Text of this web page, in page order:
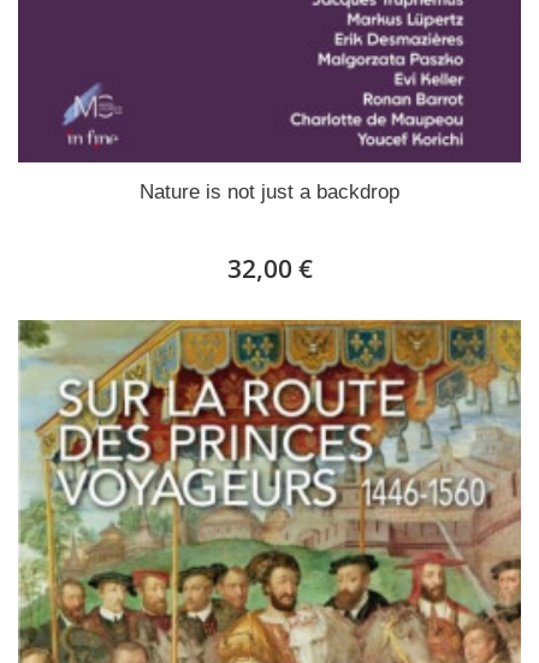
Nature is not just a backdrop
32,00 €